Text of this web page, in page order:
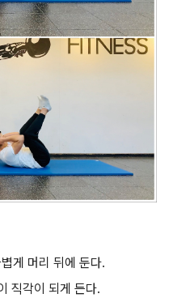
게 머리 뒤에 둔다.
직각이 되게 든다.